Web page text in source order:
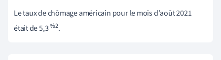
Le taux de chômage américain pour le mois d'août 2021
était de 5,3%2.